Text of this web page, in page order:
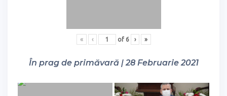
« ‹ of 6 › »
În prag de primăvară | 28 Februarie 2021